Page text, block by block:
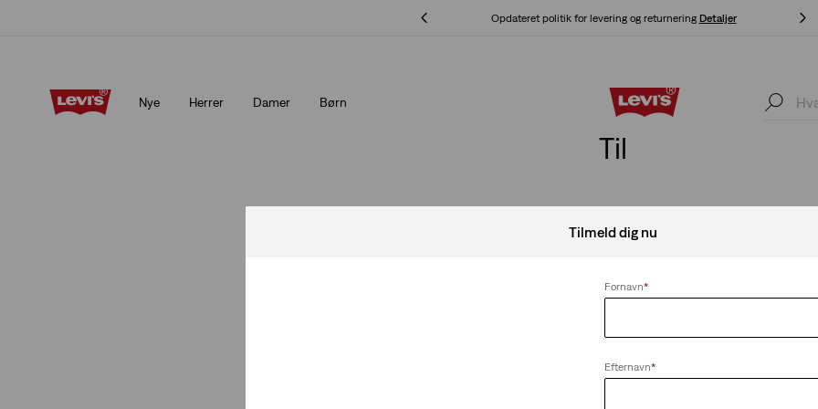
KLARNA: KØB NU, BETAL SENERE!Detaljer
Nye Herrer Damer Børn
Opdateret politik for levering og returnering KLARNA: KØB NU, BETAL SENERE!
Til
Tilmeld dig nu
Fornavn*
Efternavn*